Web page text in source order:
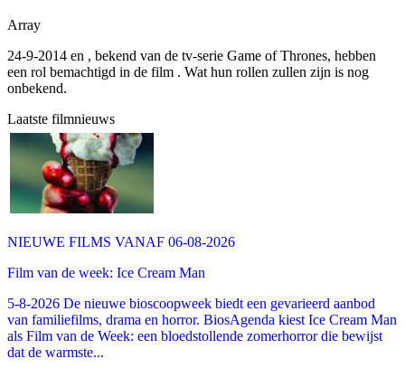
Array
24-9-2014 en , bekend van de tv-serie Game of Thrones, hebben
een rol bemachtigd in de film . Wat hun rollen zullen zijn is nog
onbekend.
Laatste filmnieuws
NIEUWE FILMS VANAF 06-08-2026
Film van de week: Ice Cream Man
5-8-2026 De nieuwe bioscoopweek biedt een gevarieerd aanbod
van familiefilms, drama en horror. BiosAgenda kiest Ice Cream Man
als Film van de Week: een bloedstollende zomerhorror die bewijst
dat de warmste...